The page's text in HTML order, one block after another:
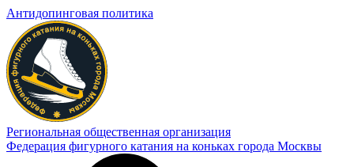
Антидопинговая политика
Региональная общественная организация
Федерация фигурного катания на коньках города Москвы